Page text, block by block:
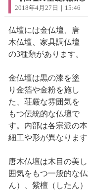
23
24 25
2018年4月27日｜15:46
仏壇には金仏壇、唐
木仏壇、家具調仏壇
の3種類があります。
金仏壇は黒の漆を塗
り金箔や金粉を施し
た、荘厳な雰囲気を
もつ伝統的な仏壇で
す。内部は各宗派の
細工や形が異なります
唐木仏壇は木目の美
囲気をもつ一般的な
ん）、紫檀（したん